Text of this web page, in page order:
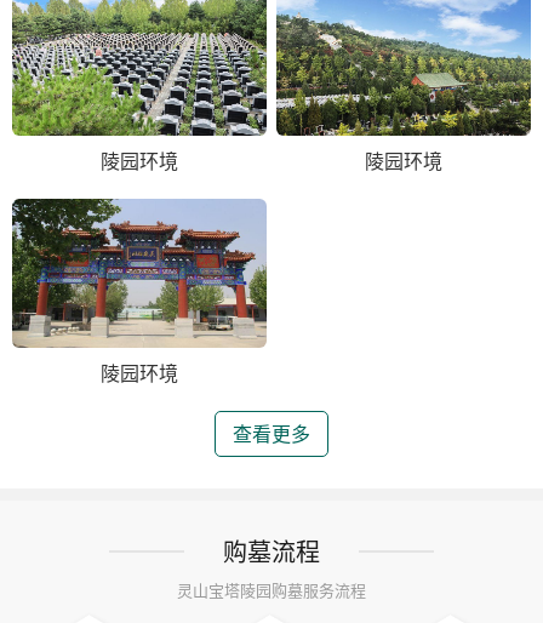
陵园环境 陵园环境
陵园环境
查看更多
购墓流程
灵山宝塔陵园购墓服务流程